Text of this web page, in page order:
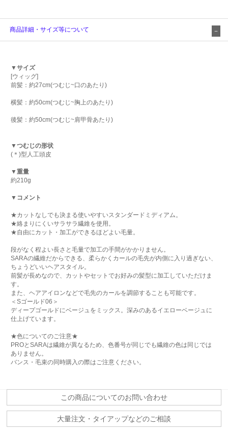
商品詳細・サイズ等について
▼サイズ
[ウィッグ]
前髪：約27cm(つむじ~口のあたり)
横髪：約50cm(つむじ~胸上のあたり)
後髪：約50cm(つむじ~肩甲骨あたり)
▼つむじの形状
(＊)型人工頭皮
▼重量
約210g
▼コメント
★カットなしでも決まる使いやすいスタンダードミディアム。
★絡まりにくいサラサラ繊維を使用。
★自由にカット・加工ができるほどよい毛量。
段がなく程よい長さと毛量で加工の手間がかかりません。
SARAの繊維だからできる、柔らかくカールの毛先が内側に入り過ぎない、
ちょうどいいヘアスタイル。
前髪が長めなので、カットやセットでお好みの髪型に加工していただけま
す。
また、ヘアアイロンなどで毛先のカールを調節することも可能です。
＜Sゴールド06＞
ディープゴールドにベージュをミックス。深みのあるイエローベージュに
仕上げています。
★色についてのご注意★
PROとSARAは繊維が異なるため、色番号が同じでも繊維の色は同じでは
ありません。
バンス・毛束の同時購入の際はご注意ください。
この商品についてのお問い合わせ
大量注文・タイアップなどのご相談